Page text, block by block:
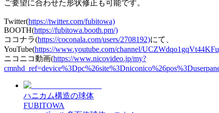
ご要望に合わせた形状修正も可能です。
Twitter(https://twitter.com/fubitowa)
BOOTH(https://fubitowa.booth.pm/)
ココナラ(https://coconala.com/users/2708192)にて、
YouTube(https://www.youtube.com/channel/
ニコニコ動画(https://www.nicovideo.jp/my?
ハニカム構造の球体
FUBITOWA